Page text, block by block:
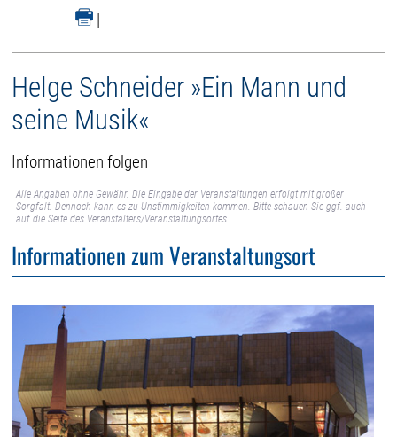
|
Helge Schneider »Ein Mann und
seine Musik«
Informationen folgen
Alle Angaben ohne Gewähr. Die Eingabe der Veranstaltungen erfolgt mit großer
Sorgfalt. Dennoch kann es zu Unstimmigkeiten kommen. Bitte schauen Sie ggf. auch
auf die Seite des Veranstalters/Veranstaltungsortes.
Informationen zum Veranstaltungsort